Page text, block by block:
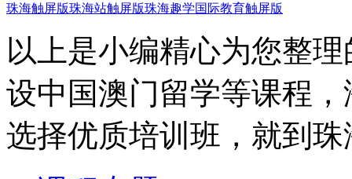
珠海触屏版珠海站触屏版珠海趣学国际教育触屏版
以上是小编精心为您整
设中国澳门留学等课程
选择优质培训班，就到